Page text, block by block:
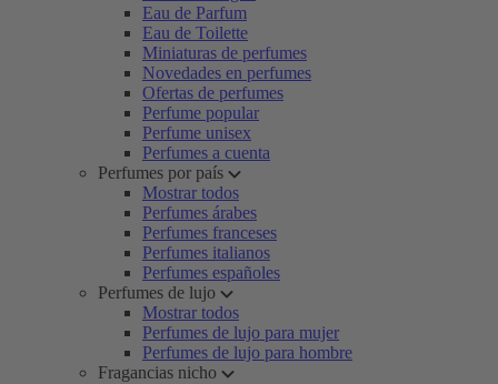
Eau de Parfum
Eau de Toilette
Miniaturas de perfumes
Novedades en perfumes
Ofertas de perfumes
Perfume popular
Perfume unisex
Perfumes a cuenta
Perfumes por país
Mostrar todos
Perfumes árabes
Perfumes franceses
Perfumes italianos
Perfumes españoles
Perfumes de lujo
Mostrar todos
Perfumes de lujo para mujer
Perfumes de lujo para hombre
Fragancias nicho